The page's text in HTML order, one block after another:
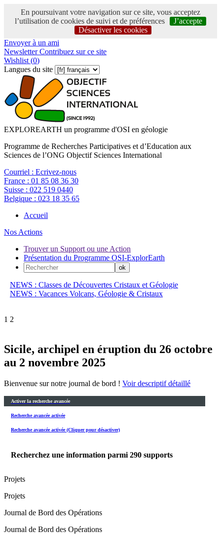
En poursuivant votre navigation sur ce site, vous acceptez
l’utilisation de cookies de suivi et de préférences
J’accepte
Désactiver les cookies
Envoyer à un ami
NewsletterContribuez sur ce site
Wishlist (0)
Langues du site
EXPLOREARTH un programme d'OSI en géologie
Programme de Recherches Participatives et d’Education aux
Sciences de l’ONG Objectif Sciences International
Courriel : Ecrivez-nous
France : 01 85 08 36 30
Suisse : 022 519 0440
Belgique : 023 18 35 65
Accueil
Nos Actions
Trouver un Support ou une Action
Présentation du Programme OSI-ExplorEarth
NEWS : Classes de Découvertes Cristaux et Géologie
NEWS : Vacances Volcans, Géologie & Cristaux
1 2
Sicile, archipel en éruption du 26 octobre
au 2 novembre 2025
Bienvenue sur notre journal de bord ! Voir descriptif détaillé
Activer la recherche avancée
Recherche avancée activée
Recherche avancée activée (Cliquer pour désactiver)
Recherchez une information parmi 290 supports
Projets
Projets
Journal de Bord des Opérations
Journal de Bord des Opérations